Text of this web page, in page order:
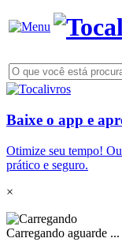
Baixe o app e
Otimize seu tempo!
prático e seguro.
×
Carregando aguarde ...